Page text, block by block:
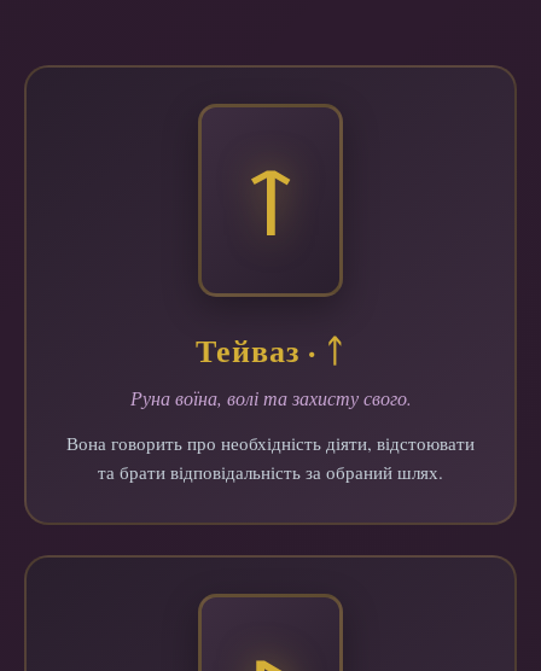
ᛏ
Тейваз · ᛏ
Руна воїна, волі та захисту свого.
Вона говорить про необхідність діяти, відстоювати
та брати відповідальність за обраний шлях.